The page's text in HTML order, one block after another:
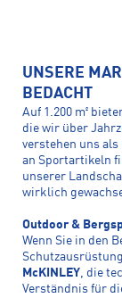
UNSERE
BEDACHT
Auf 1.200 m²
die wir über
verstehen uns
an Sportartikeln
unserer
wirklich
Outdoor &
Wenn Sie in den
McKINLEY, die
Verständnis für